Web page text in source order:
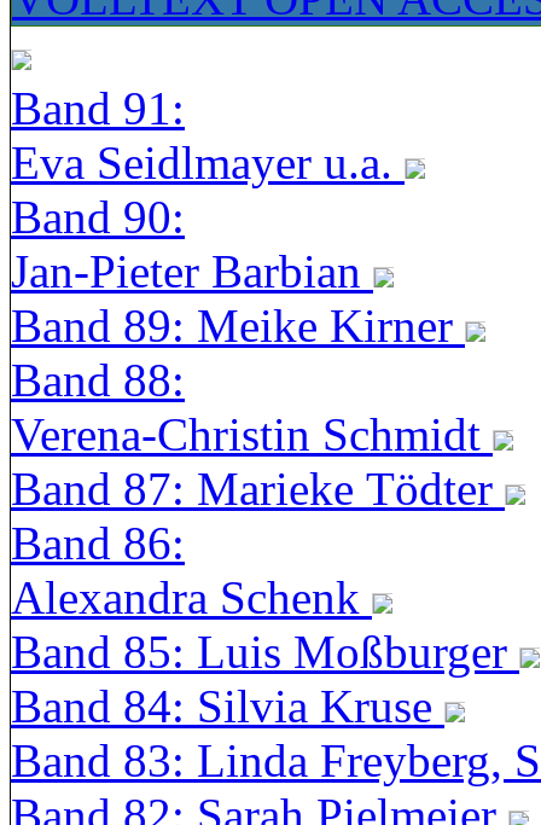
Band 91:
Eva Seidlmayer u.a.
Band 90:
Jan-Pieter Barbian
Band 89: Meike Kirner
Band 88:
Verena-Christin Schmidt
Band 87: Marieke Tödter
Band 86:
Alexandra Schenk
Band 85: Luis Moßburger
Band 84: Silvia Kruse
Band 83: Linda Freyberg,